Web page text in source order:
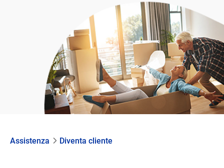
Assistenza Diventa cliente